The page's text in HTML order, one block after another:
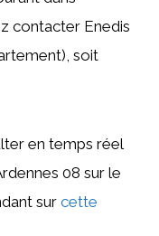
contacter Enedis
soit
en temps réel
08 sur le
sur cette